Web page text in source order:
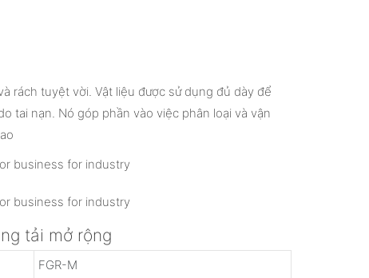
rách tuyệt vời. Vật liệu được sử dụng đủ dày để
tai nạn. Nó góp phần vào việc phân loại và vận
tải mở rộng
FGR-M